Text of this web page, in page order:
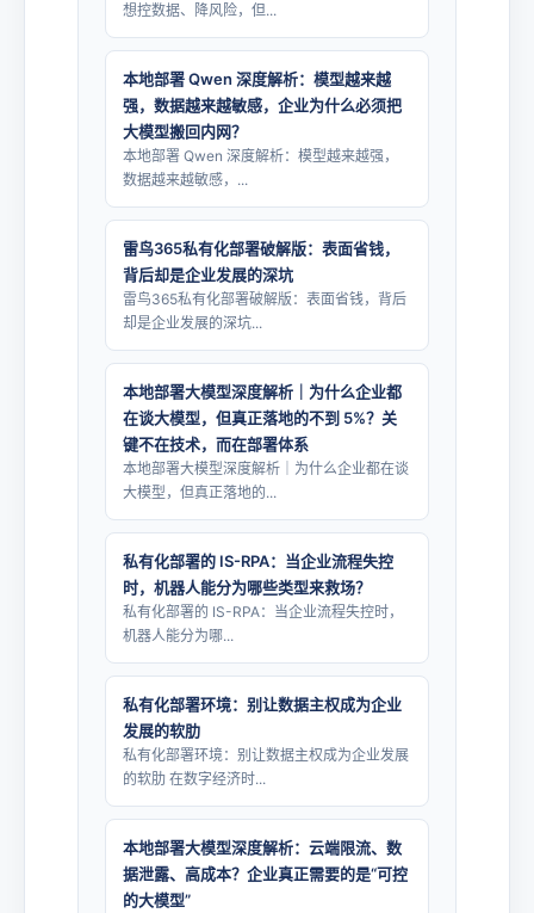
想控数据、降风险，但...
本地部署 Qwen 深度解析：模型越来越
强，数据越来越敏感，企业为什么必须把
大模型搬回内网？
本地部署 Qwen 深度解析：模型越来越强，
数据越来越敏感，...
雷鸟365私有化部署破解版：表面省钱，
背后却是企业发展的深坑
雷鸟365私有化部署破解版：表面省钱，背后
却是企业发展的深坑...
本地部署大模型深度解析｜为什么企业都
在谈大模型，但真正落地的不到 5%？关
键不在技术，而在部署体系
本地部署大模型深度解析｜为什么企业都在谈
大模型，但真正落地的...
私有化部署的 IS-RPA：当企业流程失控
时，机器人能分为哪些类型来救场？
私有化部署的 IS-RPA：当企业流程失控时，
机器人能分为哪...
私有化部署环境：别让数据主权成为企业
发展的软肋
私有化部署环境：别让数据主权成为企业发展
的软肋 在数字经济时...
本地部署大模型深度解析：云端限流、数
据泄露、高成本？企业真正需要的是“可控
的大模型”